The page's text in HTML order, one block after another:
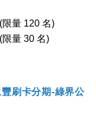
限量 120 名)
量 30 名)
豐刷卡分期-綠界公